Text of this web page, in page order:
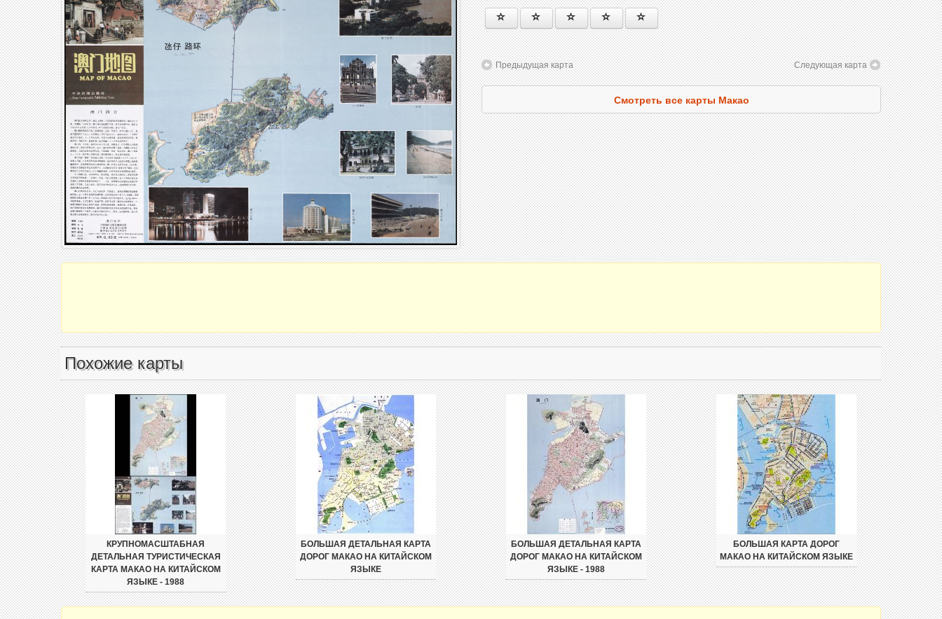
Предыдущая карта Следующая карта
Смотреть все карты Макао
Похожие карты
КРУПНОМАСШТАБНАЯ
ДЕТАЛЬНАЯ ТУРИСТИЧЕСКАЯ
КАРТА МАКАО НА КИТАЙСКОМ
ЯЗЫКЕ - 1988
БОЛЬШАЯ ДЕТАЛЬНАЯ КАРТА
ДОРОГ МАКАО НА КИТАЙСКОМ
ЯЗЫКЕ
БОЛЬШАЯ ДЕТАЛЬНАЯ КАРТА
ДОРОГ МАКАО НА КИТАЙСКОМ
ЯЗЫКЕ - 1988
БОЛЬШАЯ КАРТА ДОРОГ
МАКАО НА КИТАЙСКОМ ЯЗЫКЕ